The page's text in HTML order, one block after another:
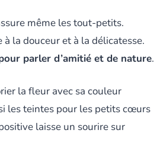
même les tout-petits.
la douceur et à la délicatesse.
parler d’amitié et de nature.
la fleur avec sa couleur
les teintes pour les petits cœurs
laisse un sourire sur